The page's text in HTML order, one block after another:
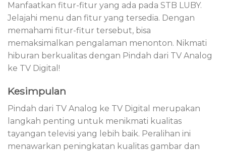
Manfaatkan fitur-fitur yang ada pada STB LUBY.
Jelajahi menu dan fitur yang tersedia. Dengan
memahami fitur-fitur tersebut, bisa
memaksimalkan pengalaman menonton. Nikmati
hiburan berkualitas dengan Pindah dari TV Analog
ke TV Digital!
Kesimpulan
Pindah dari TV Analog ke TV Digital merupakan
langkah penting untuk menikmati kualitas
tayangan televisi yang lebih baik. Peralihan ini
menawarkan peningkatan kualitas gambar dan